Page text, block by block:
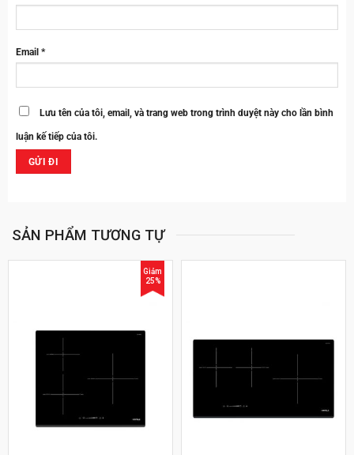
Email *
Lưu tên của tôi, email, và trang web trong trình duyệt này cho lần bình
luận kế tiếp của tôi.
SẢN PHẨM TƯƠNG TỰ
Giảm
25%